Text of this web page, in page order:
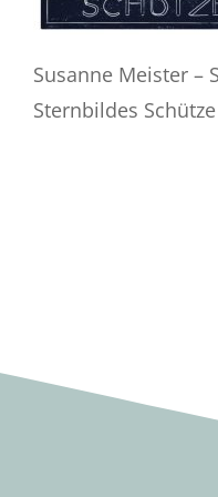
Susanne Meister –
Sternbildes Schütze